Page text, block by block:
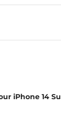
iPhone 14